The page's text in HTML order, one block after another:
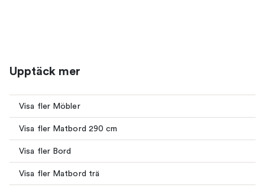
Upptäck mer
Visa fler Möbler
Visa fler Matbord 290 cm
Visa fler Bord
Visa fler Matbord trä